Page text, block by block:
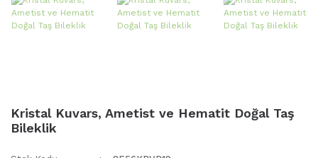
Kristal Kuvars, Ametist ve Hematit Doğal Taş
Bileklik